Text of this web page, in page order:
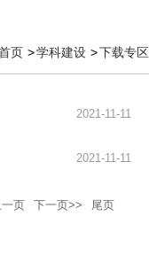
页 学科建设 下载专区
2021-11-11
2021-11-11
页 下一页>>
尾页